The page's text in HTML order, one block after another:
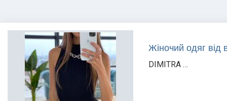
Жіночий одяг від
DIMITRA …